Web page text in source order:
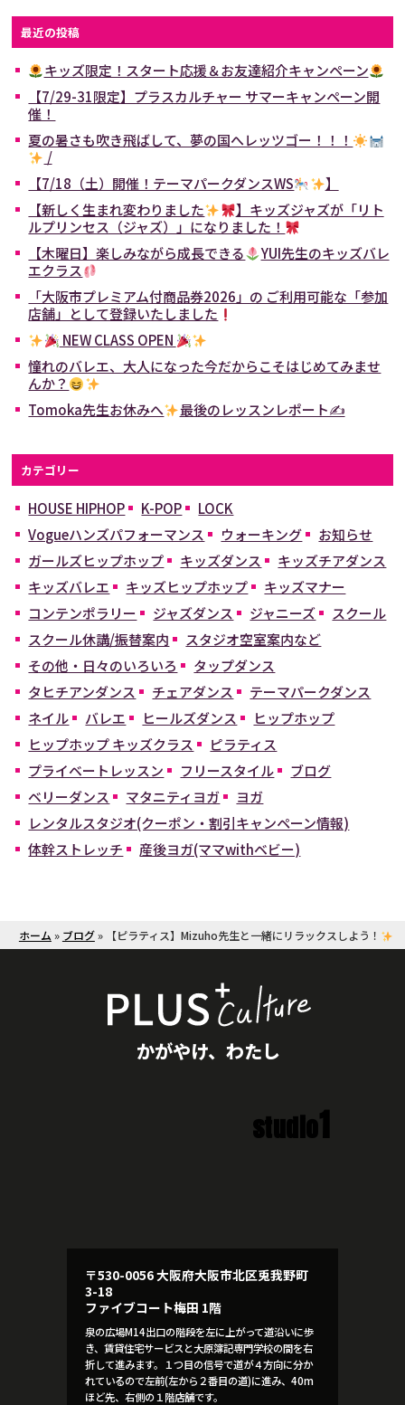
最近の投稿
キッズ限定！スタート応援＆お友達紹介キャンペーン
【7/29-31限定】プラスカルチャー サマーキャンペーン開
催！
夏の暑さも吹き飛ばして、夢の国へレッツゴー！！！
/
【7/18（土）開催！テーマパークダンスWS
】
【新しく生まれ変わりました
】キッズジャズが「リト
ルプリンセス（ジャズ）」になりました！
【木曜日】楽しみながら成長できる
YUI先生のキッズバレ
エクラス
「大阪市プレミアム付商品券2026」の ご利用可能な「参加
店舗」として登録いたしました
NEW CLASS OPEN
憧れのバレエ、大人になった今だからこそはじめてみませ
んか？
Tomoka先生お休みへ
最後のレッスンレポート✍
カテゴリー
HOUSE HIPHOP K-POP
LOCK
Vogueハンズパフォーマンス
ウォーキング
お知らせ
ガールズヒップホップ
キッズダンス
キッズチアダンス
キッズバレエ
キッズヒップホップ
キッズマナー
コンテンポラリー
ジャズダンス ジャニーズ
スクール
スクール休講/振替案内
スタジオ空室案内など
その他・日々のいろいろ
タップダンス
タヒチアンダンス
チェアダンス
テーマパークダンス
ネイル
バレエ ヒールズダンス
ヒップホップ
ヒップホップ キッズクラス
ピラティス
プライベートレッスン
フリースタイル
ブログ
ベリーダンス
マタニティヨガ
ヨガ
レンタルスタジオ(クーポン・割引キャンペーン情報)
体幹ストレッチ
産後ヨガ(ママwithベビー)
ホーム » ブログ» 【ピラティス】Mizuho先生と一緒にリラックスしよう！
かがやけ、わたし
studio1
〒530-0056 大阪府大阪市北区兎我野町
3-18
ファイブコート梅田 1階
泉の広場M14出口の階段を左に上がって道沿いに歩
き、賃貸住宅サービスと大原簿記専門学校の間を右
折して進みます。１つ目の信号で道が４方向に分か
れているので左前(左から２番目の道)に進み、40m
ほど先、右側の１階店舗です。